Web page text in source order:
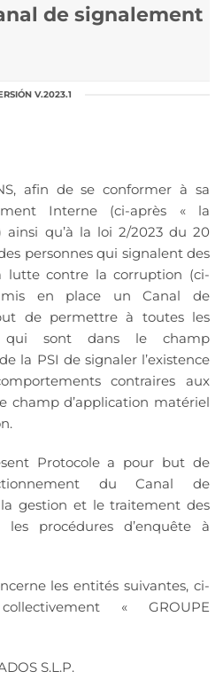
de signalement
V.2023.1
afin de se conformer à sa
Interne (ci-après « la
ainsi qu’à la loi 2/2023 du 20
personnes qui signalent des
lutte contre la corruption (ci-
en place un Canal de
de permettre à toutes les
qui sont dans le champ
la PSI de signaler l’existence
contraires aux
champ d’application matériel
Protocole a pour but de
du Canal de
gestion et le traitement des
procédures d’enquête à
les entités suivantes, ci-
« GROUPE
S.L.P.